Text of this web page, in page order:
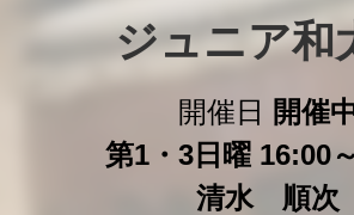
ジュニア和
開催日
開催
第1・3日曜 16:00
清水 順次